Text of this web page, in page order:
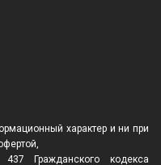
характер и ни при
Гражданского кодекса